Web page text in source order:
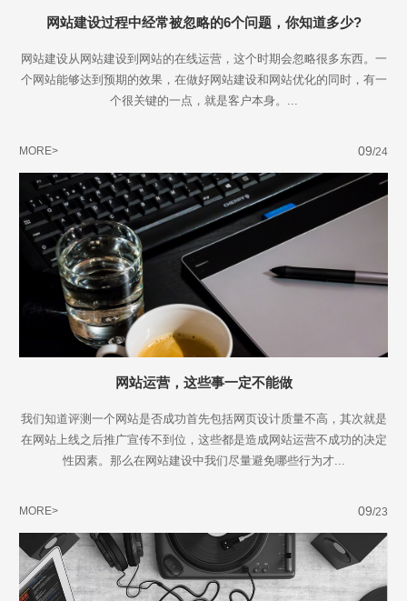
网站建设过程中经常被忽略的6个问题，你知道多少?
网站建设从网站建设到网站的在线运营，这个时期会忽略很多东西。一
个网站能够达到预期的效果，在做好网站建设和网站优化的同时，有一
个很关键的一点，就是客户本身。...
MORE> 09/24
网站运营，这些事一定不能做
我们知道评测一个网站是否成功首先包括网页设计质量不高，其次就是
在网站上线之后推广宣传不到位，这些都是造成网站运营不成功的决定
性因素。那么在网站建设中我们尽量避免哪些行为才...
MORE> 09/23